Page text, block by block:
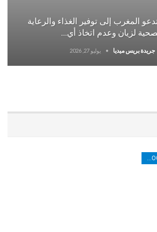
المغرب إلى توفير الغذاء والرعاية
لزيان وعدم اتخاذ أي…
جريدة بريس ميديا يوليو 27, 2026